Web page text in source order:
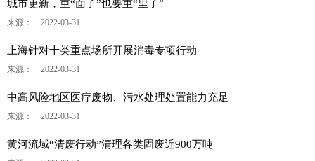
城市更新，重“面子”也要重“里子”
来源： 2022-03-31
上海针对十类重点场所开展消毒专项行动
来源： 2022-03-31
中高风险地区医疗废物、污水处理处置能力充足
来源： 2022-03-31
黄河流域“清废行动”清理各类固废近900万吨